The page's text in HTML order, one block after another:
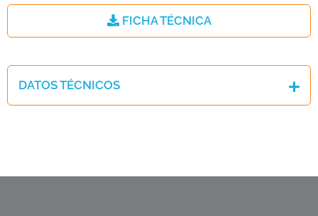
FICHA TÉCNICA
DATOS TÉCNICOS